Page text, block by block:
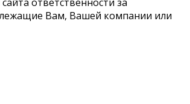
Вам, Вашей компании или